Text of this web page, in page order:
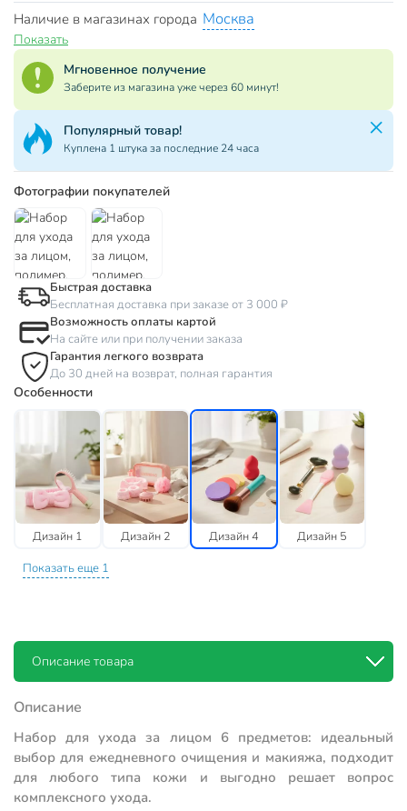
Наличие в магазинах города Москва
Показать
Мгновенное получение
Заберите из магазина уже через 60 минут!
Популярный товар!
Куплена 1 штука за последние 24 часа
Фотографии покупателей
Быстрая доставка
Бесплатная доставка при заказе от 3 000 ₽
Возможность оплаты картой
На сайте или при получении заказа
Гарантия легкого возврата
До 30 дней на возврат, полная гарантия
Особенности
Дизайн 1 Дизайн 2 Дизайн 4 Дизайн 5
Показать еще 1
Описание товара
Описание
Набор для ухода за лицом 6 предметов: идеальный
выбор для ежедневного очищения и макияжа, подходит
для любого типа кожи и выгодно решает вопрос
комплексного ухода.